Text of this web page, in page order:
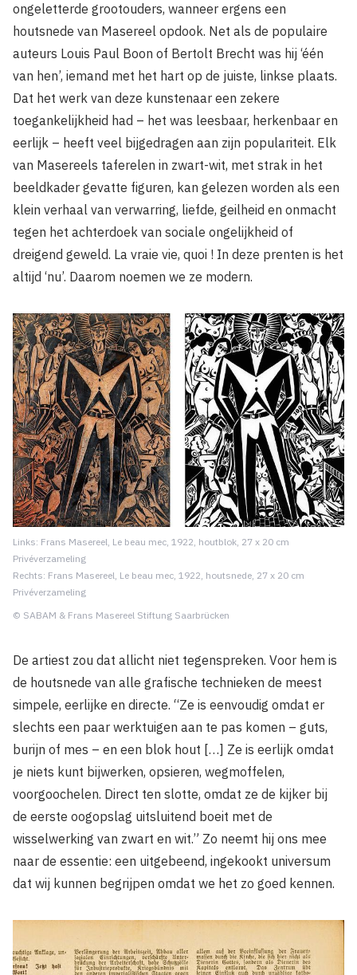
Links: Frans Masereel, Le beau mec, 1922, houtblok, 27 x 20 cm
Privéverzameling
Rechts: Frans Masereel, Le beau mec, 1922, houtsnede, 27 x 20 cm
Privéverzameling
© SABAM & Frans Masereel Stiftung Saarbrücken
ongeletterde grootouders, wanneer ergens een
houtsnede van Masereel opdook. Net als de populaire
auteurs Louis Paul Boon of Bertolt Brecht was hij ‘één
van hen’, iemand met het hart op de juiste, linkse plaats.
Dat het werk van deze kunstenaar een zekere
toegankelijkheid had – het was leesbaar, herkenbaar en
eerlijk – heeft veel bijgedragen aan zijn populariteit. Elk
van Masereels taferelen in zwart-wit, met strak in het
beeldkader gevatte figuren, kan gelezen worden als een
klein verhaal van verwarring, liefde, geilheid en onmacht
tegen het achterdoek van sociale ongelijkheid of
dreigend geweld. La vraie vie, quoi ! In deze prenten is het
altijd ‘nu’. Daarom noemen we ze modern.
De artiest zou dat allicht niet tegenspreken. Voor hem is
de houtsnede van alle grafische technieken de meest
simpele, eerlijke en directe. “Ze is eenvoudig omdat er
slechts een paar werktuigen aan te pas komen – guts,
burijn of mes – en een blok hout […] Ze is eerlijk omdat
je niets kunt bijwerken, opsieren, wegmoffelen,
voorgoochelen. Direct ten slotte, omdat ze de kijker bij
de eerste oogopslag uitsluitend boeit met de
wisselwerking van zwart en wit.” Zo neemt hij ons mee
naar de essentie: een uitgebeend, ingekookt universum
dat wij kunnen begrijpen omdat we het zo goed kennen.